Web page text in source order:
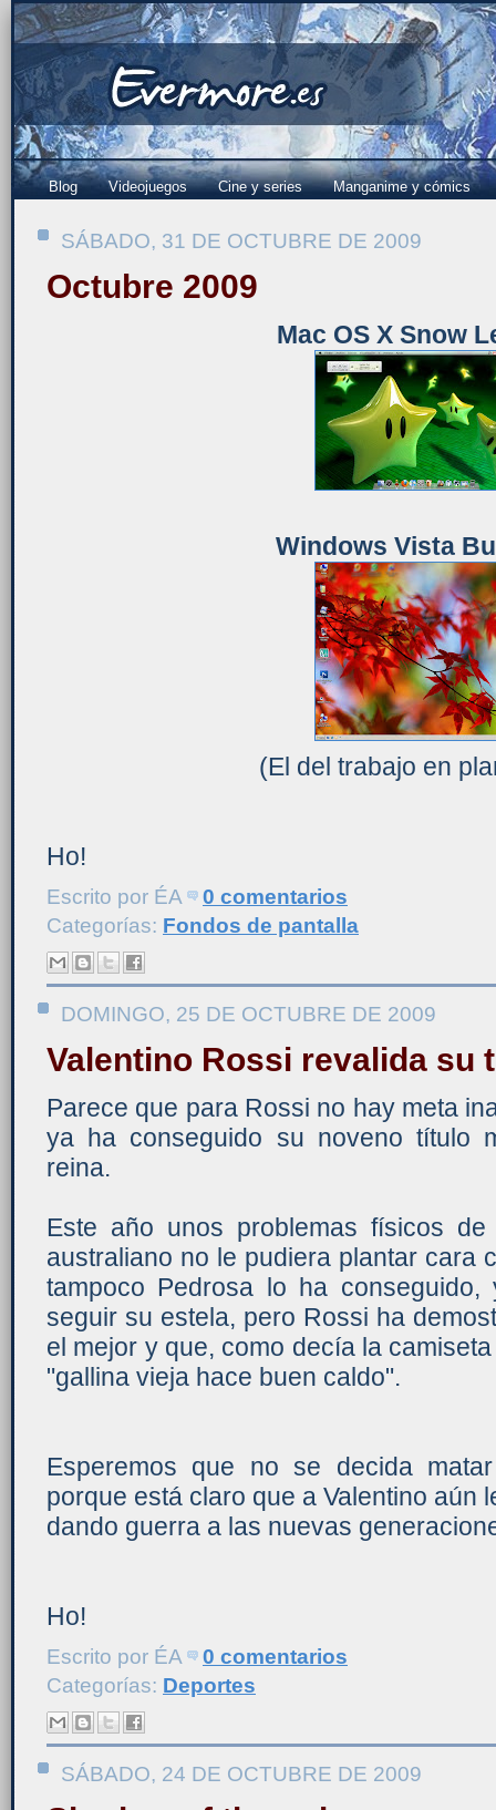
Blog Videojuegos Cine y series Manganime y cómics
SÁBADO, 31 DE OCTUBRE DE 2009
Octubre 2009
Mac OS X Snow
Windows Vista
(El del trabajo en
Ho!
Escrito por ÉA
0 comentarios
Categorías: Fondos de pantalla
DOMINGO, 25 DE OCTUBRE DE 2009
Valentino Rossi revalida su
Parece que para Rossi no hay meta
ya ha conseguido su noveno título
reina.
Este año unos problemas físicos
australiano no le pudiera plantar cara
tampoco Pedrosa lo ha
seguir su estela, pero Rossi ha
el mejor y que, como decía la
"gallina vieja hace buen caldo".
Esperemos que no se decida
porque está claro que a Valentino aún
dando guerra a las nuevas
Ho!
Escrito por ÉA
0 comentarios
Categorías: Deportes
SÁBADO, 24 DE OCTUBRE DE 2009